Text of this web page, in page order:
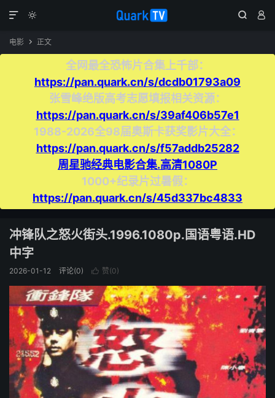
  

电影  正文
全网最全恐怖片合集上千部：
https://pan.quark.cn/s/dcdb01793a09
张雪峰绝版高考志愿填报相关资源：
https://pan.quark.cn/s/39af406b57e1
1988-2026全98届奥斯卡获奖影片大全：
https://pan.quark.cn/s/f57addb25282
周星驰经典电影合集.高清1080P
1000+纪录片过暑假：
https://pan.quark.cn/s/45d337bc4833
冲锋队之怒火街头.1996.1080p.国语粤语.HD
中字
2026-01-12 评论(0)  赞(0)